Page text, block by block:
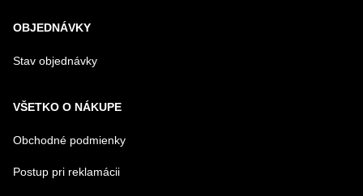
OBJEDNÁVKY
Stav objednávky
VŠETKO O NÁKUPE
Obchodné podmienky
Postup pri reklamácii